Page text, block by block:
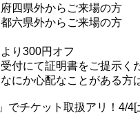
四県外からご来場の方
六県外からご来場の方
り300円オフ
付にて証明書をご提示く
にか心配なことがある方
でチケット取扱アリ！4/4[